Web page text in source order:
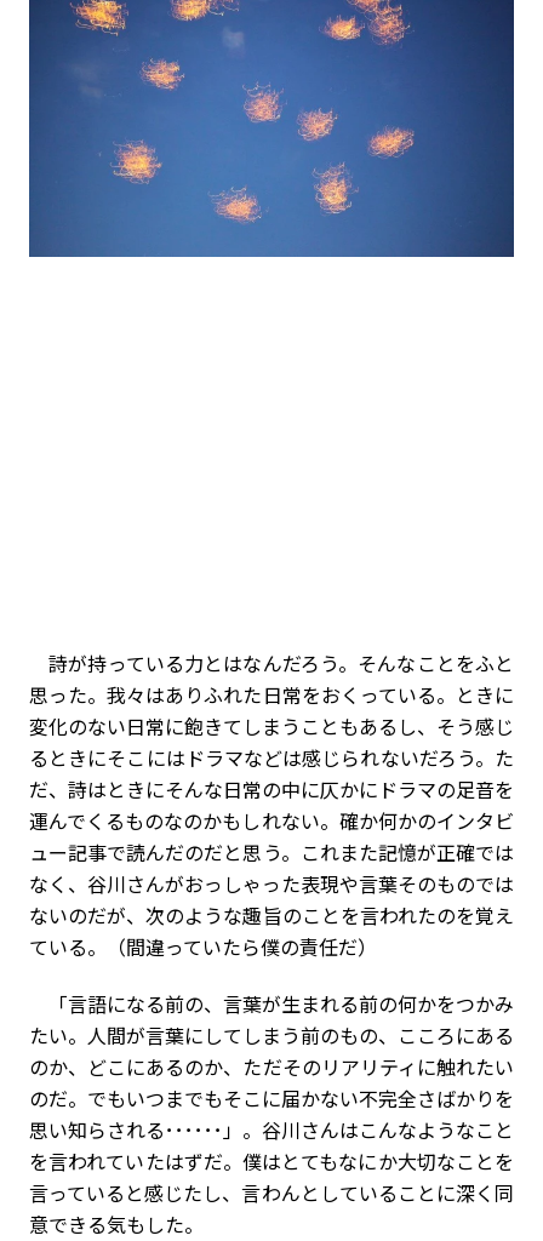
詩が持っている力とはなんだろう。そんなことをふと
思った。我々はありふれた日常をおくっている。ときに
変化のない日常に飽きてしまうこともあるし、そう感じ
るときにそこにはドラマなどは感じられないだろう。た
だ、詩はときにそんな日常の中に仄かにドラマの足音を
運んでくるものなのかもしれない。確か何かのインタビ
ュー記事で読んだのだと思う。これまた記憶が正確では
なく、谷川さんがおっしゃった表現や言葉そのものでは
ないのだが、次のような趣旨のことを言われたのを覚え
ている。（間違っていたら僕の責任だ）
「言語になる前の、言葉が生まれる前の何かをつかみ
たい。人間が言葉にしてしまう前のもの、こころにある
のか、どこにあるのか、ただそのリアリティに触れたい
のだ。でもいつまでもそこに届かない不完全さばかりを
思い知らされる･･････」。谷川さんはこんなようなこと
を言われていたはずだ。僕はとてもなにか大切なことを
言っていると感じたし、言わんとしていることに深く同
意できる気もした。